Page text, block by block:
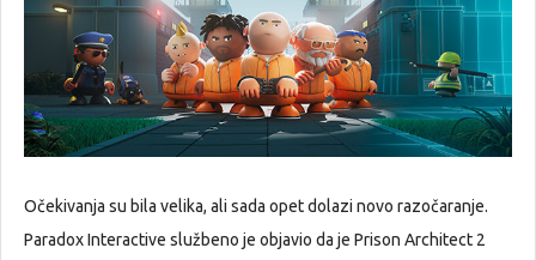
Očekivanja su bila velika, ali sada opet dolazi novo razočaranje.
Paradox Interactive službeno je objavio da je Prison Architect 2